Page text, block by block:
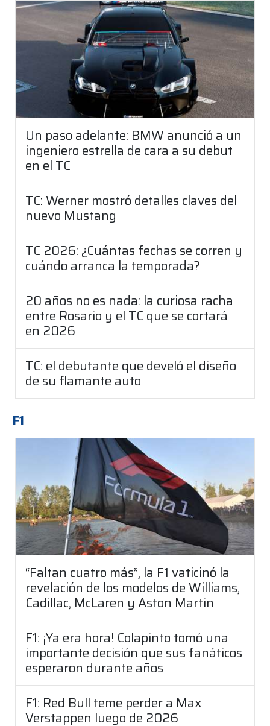
Un paso adelante: BMW anunció a un
ingeniero estrella de cara a su debut
en el TC
TC: Werner mostró detalles claves del
nuevo Mustang
TC 2026: ¿Cuántas fechas se corren y
cuándo arranca la temporada?
20 años no es nada: la curiosa racha
entre Rosario y el TC que se cortará
en 2026
TC: el debutante que develó el diseño
de su flamante auto
F1
“Faltan cuatro más”, la F1 vaticinó la
revelación de los modelos de Williams,
Cadillac, McLaren y Aston Martin
F1: ¡Ya era hora! Colapinto tomó una
importante decisión que sus fanáticos
esperaron durante años
F1: Red Bull teme perder a Max
Verstappen luego de 2026